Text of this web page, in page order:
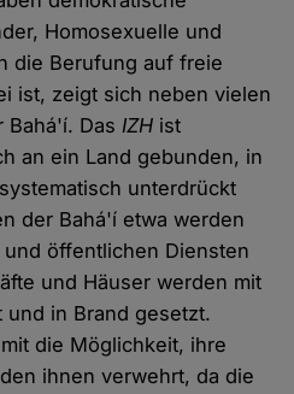
Homosexuelle und
die Berufung auf freie
ist, zeigt sich neben vielen
Bahá'í. DasIZH ist
an ein Land gebunden, in
unterdrückt
der Bahá'í etwa werden
öffentlichen Diensten
und Häuser werden mit
und in Brand gesetzt.
die Möglichkeit, ihre
ihnen verwehrt, da die